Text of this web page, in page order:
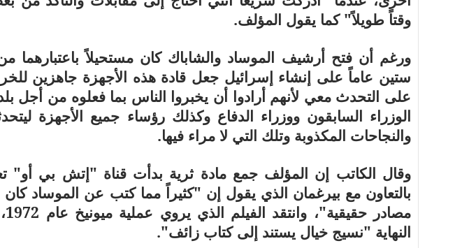
وقتاً طويلاً" كما يقول المؤلف.
ورغم أن فتح أرشيف الموساد والشاباك كان مستحيلاً باعتبارهما
ستين عاماً على إنشاء إسرائيل جعل قادة هذه الأجهزة جاهزين
على التحدث معي لأنهم أرادوا أن يخبروا الناس بما فعلوه من أجل
الوزراء السابقون ووزراء الدفاع وكذلك رؤساء جميع الأجهزة
والنجاحات المكذوبة وتلك التي لا مراء فيها.
وقال الكاتب إن المؤلف جمع مادة ثرية بدأت قناة "إتش بي أو"
بالتعاون مع بيرغمان الذي يقول إن "كثيراً مما كتب عن الموساد
النهاية "نسيج خيال يستند إلى كتاب زائف".